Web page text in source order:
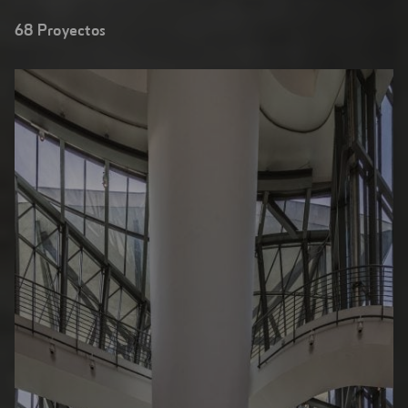
68 Proyectos
Palacio de Cristal en El Retiro, Madrid ...
Frontón Beti-Jai, Madrid (España)
Resultados
de
búsqueda